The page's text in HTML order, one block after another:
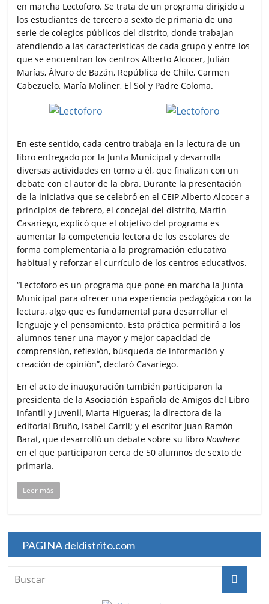
en marcha Lectoforo. Se trata de un programa dirigido a
los estudiantes de tercero a sexto de primaria de una
serie de colegios públicos del distrito, donde trabajan
atendiendo a las características de cada grupo y entre los
que se encuentran los centros Alberto Alcocer, Julián
Marías, Álvaro de Bazán, República de Chile, Carmen
Cabezuelo, María Moliner, El Sol y Padre Coloma.
En este sentido, cada centro trabaja en la lectura de un
libro entregado por la Junta Municipal y desarrolla
diversas actividades en torno a él, que finalizan con un
debate con el autor de la obra. Durante la presentación
de la iniciativa que se celebró en el CEIP Alberto Alcocer a
principios de febrero, el concejal del distrito, Martín
Casariego, explicó que el objetivo del programa es
aumentar la competencia lectora de los escolares de
forma complementaria a la programación educativa
habitual y reforzar el currículo de los centros educativos.
“Lectoforo es un programa que pone en marcha la Junta
Municipal para ofrecer una experiencia pedagógica con la
lectura, algo que es fundamental para desarrollar el
lenguaje y el pensamiento. Esta práctica permitirá a los
alumnos tener una mayor y mejor capacidad de
comprensión, reflexión, búsqueda de información y
creación de opinión”, declaró Casariego.
En el acto de inauguración también participaron la
presidenta de la Asociación Española de Amigos del Libro
Infantil y Juvenil, Marta Higueras; la directora de la
editorial Bruño, Isabel Carril; y el escritor Juan Ramón
Barat, que desarrolló un debate sobre su libroNowhere
en el que participaron cerca de 50 alumnos de sexto de
primaria.
Leer más
PAGINA deldistrito.com